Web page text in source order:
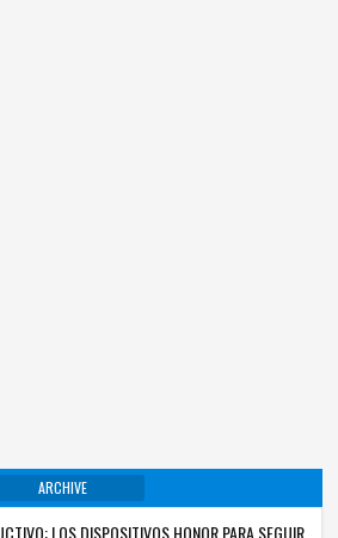
ARCHIVE
LOS DISPOSITIVOS HONOR PARA SEGUIR